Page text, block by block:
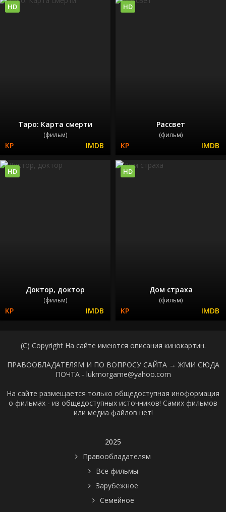
Таро: Карта смерти
(фильм)
HD
Рассвет
(фильм)
HD
Доктор, доктор
(фильм)
HD
Дом страха
(фильм)
HD
(C) Copyright На сайте имеются описания кинокартин.
ПРАВООБЛАДАТЕЛЯМ И ПО ВОПРОСУ САЙТА → ЖМИ СЮДА
ПОЧТА - lukmorgame@yahoo.com
На сайте размещается только общедоступная иноформация
о фильмах - из общедоступных источников! Самих фильмов
или медиа файлов нет!
2025
Правообладателям
Все фильмы
Зарубежное
Семейное